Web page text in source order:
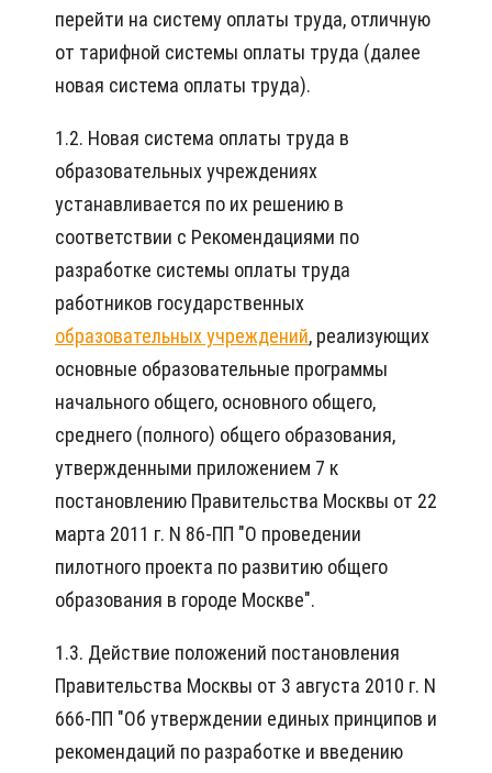
перейти на систему оплаты труда, отличную
от тарифной системы оплаты труда (далее
новая система оплаты труда).
1.2. Новая система оплаты труда в
образовательных учреждениях
устанавливается по их решению в
соответствии с Рекомендациями по
разработке системы оплаты труда
работников государственных
образовательных учреждений, реализующих
основные образовательные программы
начального общего, основного общего,
среднего (полного) общего образования,
утвержденными приложением 7 к
постановлению Правительства Москвы от 22
марта 2011 г. N 86-ПП "О проведении
пилотного проекта по развитию общего
образования в городе Москве".
1.3. Действие положений постановления
Правительства Москвы от 3 августа 2010 г. N
666-ПП "Об утверждении единых принципов и
рекомендаций по разработке и введению